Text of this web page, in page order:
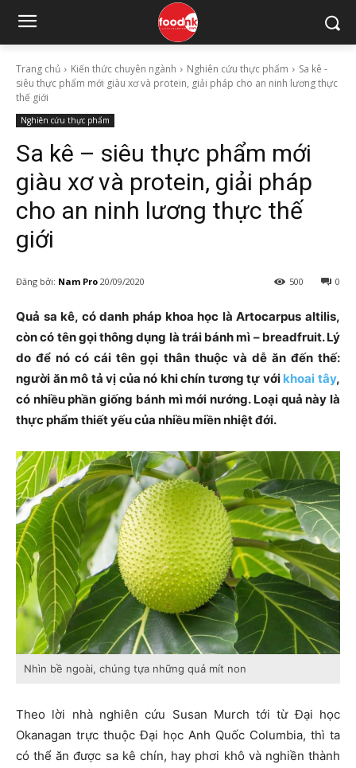
Trang chủ Kiến thức chuyên ngành Nghiên cứu thực phẩm
Sa kê -
siêu thực phẩm mới giàu xơ và protein, giải pháp cho an ninh lương thực
thế giới
Nghiên cứu thực phẩm
Sa kê – siêu thực phẩm mới
giàu xơ và protein, giải pháp
cho an ninh lương thực thế
giới
Đăng bởi: Nam Pro 20/09/2020 0
500
Quả sa kê, có danh pháp khoa học là Artocarpus altilis,
còn có tên gọi thông dụng là trái bánh mì – breadfruit. Lý
do để nó có cái tên gọi thân thuộc và dễ ăn đến thế:
người ăn mô tả vị của nó khi chín tương tự với khoai tây,
có nhiều phần giống bánh mì mới nướng. Loại quả này là
thực phẩm thiết yếu của nhiều miền nhiệt đới.
Nhìn bề ngoài, chúng tựa những quả mít non
Theo lời nhà nghiên cứu Susan Murch tới từ Đại học
Okanagan trực thuộc Đại học Anh Quốc Columbia, thì ta
có thể ăn được sa kê chín, hay phơi khô và nghiền thành